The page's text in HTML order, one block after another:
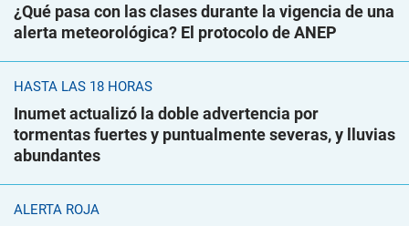
¿Qué pasa con las clases durante la vigencia de una
alerta meteorológica? El protocolo de ANEP
HASTA LAS 18 HORAS
Inumet actualizó la doble advertencia por
tormentas fuertes y puntualmente severas, y lluvias
abundantes
ALERTA ROJA